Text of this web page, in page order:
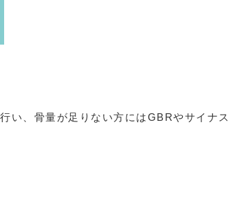
い、骨量が足りない方にはGBRやサイナス